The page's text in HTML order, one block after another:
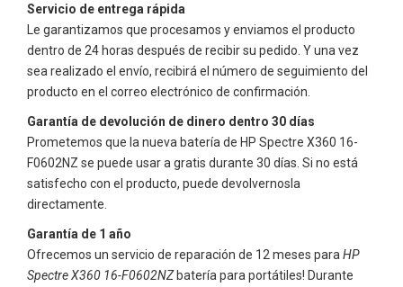
Servicio de entrega rápida
Le garantizamos que procesamos y enviamos el producto
dentro de 24 horas después de recibir su pedido. Y una vez
sea realizado el envío, recibirá el número de seguimiento del
producto en el correo electrónico de confirmación.
Garantía de devolución de dinero dentro 30 días
Prometemos que la nueva batería de HP Spectre X360 16-
F0602NZ se puede usar a gratis durante 30 días. Si no está
satisfecho con el producto, puede devolvernosla
directamente.
Garantía de 1 año
Ofrecemos un servicio de reparación de 12 meses para HP
Spectre X360 16-F0602NZbatería para portátiles! Durante